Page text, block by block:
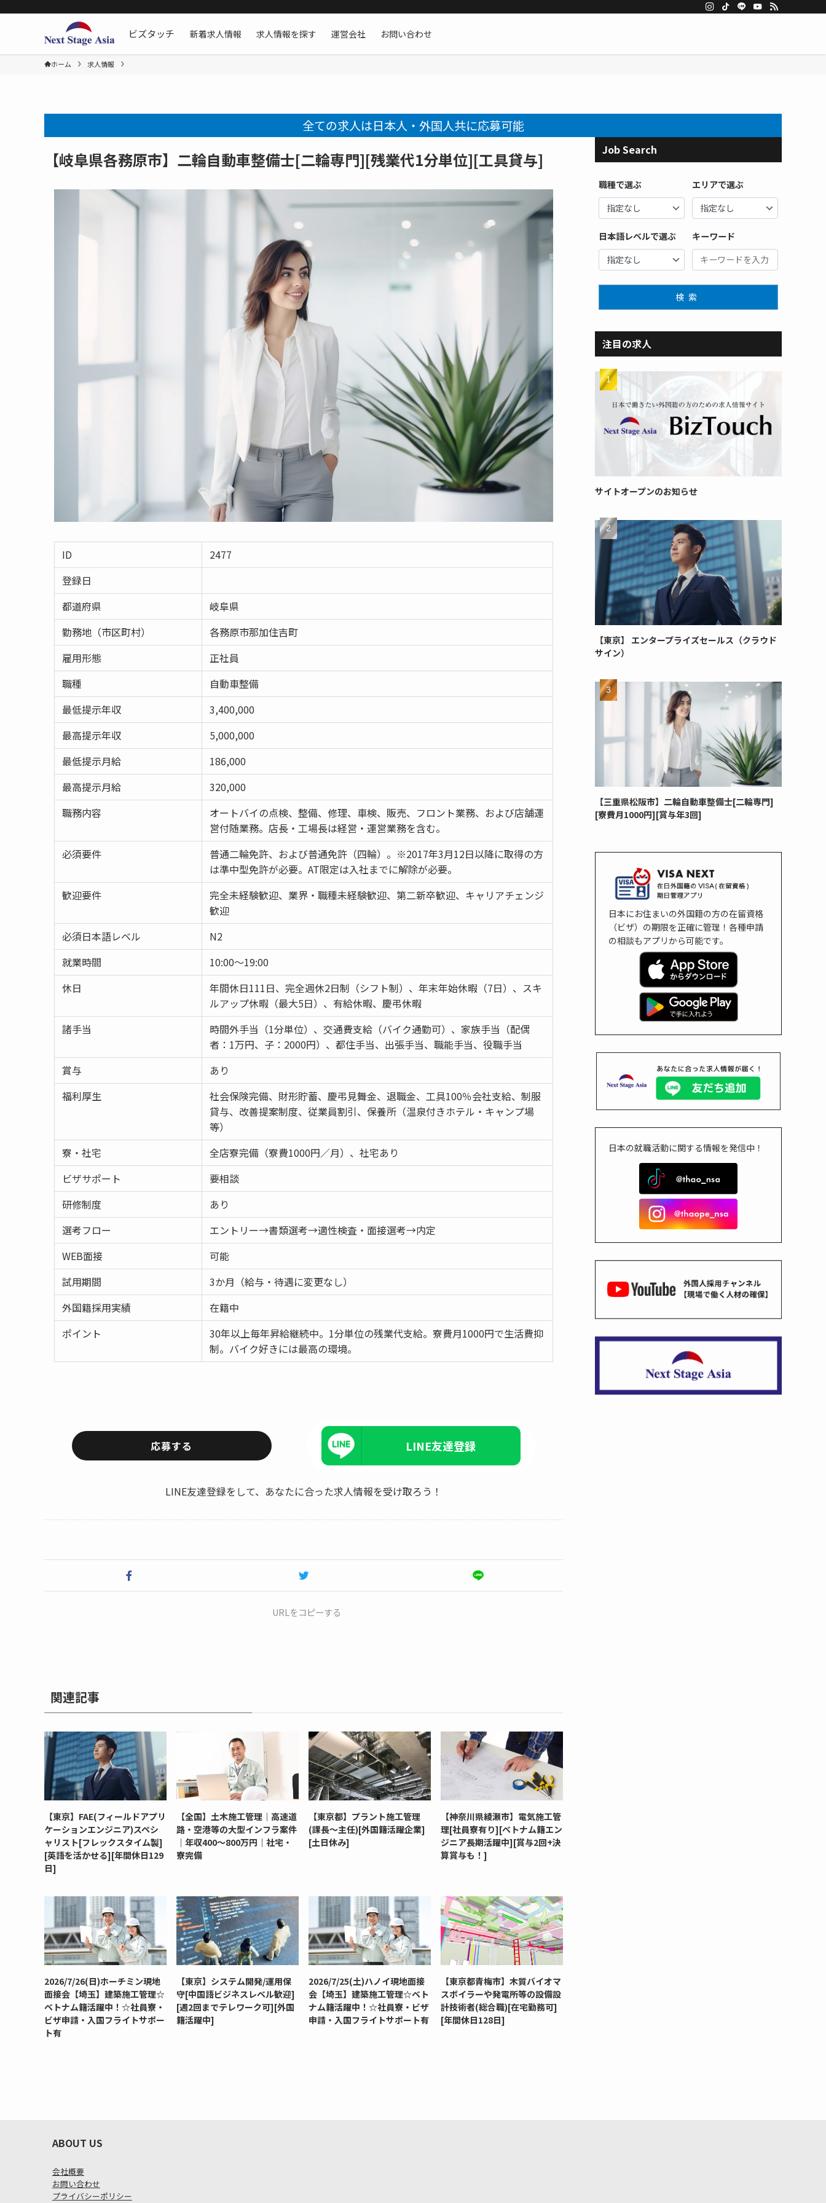
ビズタッチ
新着求人情報 求人情報を探す 運営会社 お問い合わせ
ホーム 求人情報
全ての求人は日本人・外国人共に応募可能
【岐阜県各務原市】二輪自動車整備士[二輪専門][残業代1分単位][工具貸与]
ID
2477
登録日
都道府県
岐阜県
勤務地（市区町村）
各務原市那加住吉町
雇用形態
正社員
職種
自動車整備
最低提示年収
3,400,000
最高提示年収
5,000,000
最低提示月給
186,000
最高提示月給
320,000
職務内容
オートバイの点検、整備、修理、車検、販売、フロント業務、および店舗運
営付随業務。店長・工場長は経営・運営業務を含む。
必須要件
普通二輪免許、および普通免許（四輪）。※2017年3月12日以降に取得の方
は準中型免許が必要。AT限定は入社までに解除が必要。
歓迎要件
完全未経験歓迎、業界・職種未経験歓迎、第二新卒歓迎、キャリアチェンジ
歓迎
必須日本語レベル
N2
就業時間
10:00～19:00
休日
年間休日111日、完全週休2日制（シフト制）、年末年始休暇（7日）、スキ
ルアップ休暇（最大5日）、有給休暇、慶弔休暇
諸手当
時間外手当（1分単位）、交通費支給（バイク通勤可）、家族手当（配偶
者：1万円、子：2000円）、都住手当、出張手当、職能手当、役職手当
賞与
あり
福利厚生
社会保険完備、財形貯蓄、慶弔見舞金、退職金、工具100％会社支給、制服
貸与、改善提案制度、従業員割引、保養所（温泉付きホテル・キャンプ場
等）
寮・社宅
全店寮完備（寮費1000円／月）、社宅あり
ビザサポート
要相談
研修制度
あり
選考フロー
エントリー→書類選考→適性検査・面接選考→内定
WEB面接
可能
試用期間
3か月（給与・待遇に変更なし）
外国籍採用実績
在籍中
ポイント
30年以上毎年昇給継続中。1分単位の残業代支給。寮費月1000円で生活費抑
制。バイク好きには最高の環境。
応募する LINE友達登録
LINE友達登録をして、あなたに合った求人情報を受け取ろう！
URLをコピーする
関連記事
【東京】FAE(フィールドアプリ
ケーションエンジニア)スペシ
ャリスト[フレックスタイム製]
[英語を活かせる][年間休日129
日]
【全国】土木施工管理｜高速道
路・空港等の大型インフラ案件
｜年収400～800万円｜社宅・
寮完備
【東京都】プラント施工管理
(課長～主任)[外国籍活躍企業]
[土日休み]
【神奈川県綾瀬市】電気施工管
理[社員寮有り][ベトナム籍エン
ジニア長期活躍中][賞与2回+決
算賞与も！]
2026/7/26(日)ホーチミン現地
面接会【埼玉】建築施工管理☆
ベトナム籍活躍中！☆社員寮・
ビザ申請・入国フライトサポー
ト有
【東京】システム開発/運用保
守[中国語ビジネスレベル歓迎]
[週2回までテレワーク可][外国
籍活躍中]
2026/7/25(土)ハノイ現地面接
会【埼玉】建築施工管理☆ベト
ナム籍活躍中！☆社員寮・ビザ
申請・入国フライトサポート有
【東京都青梅市】木質バイオマ
スボイラーや発電所等の設備設
計技術者(総合職)[在宅勤務可]
[年間休日128日]
Job Search
職種で選ぶ エリアで選ぶ
日本語レベルで選ぶ キーワード
検索
注目の求人
サイトオープンのお知らせ
【東京】 エンタープライズセールス（クラウド
サイン）
【三重県松阪市】二輪自動車整備士[二輪専門]
[寮費月1000円][賞与年3回]
日本にお住まいの外国籍の方の在留資格
（ビザ）の期限を正確に管理！各種申請
の相談もアプリから可能です。
日本の就職活動に関する情報を発信中！
ABOUT US
会社概要
お問い合わせ
プライバシーポリシー